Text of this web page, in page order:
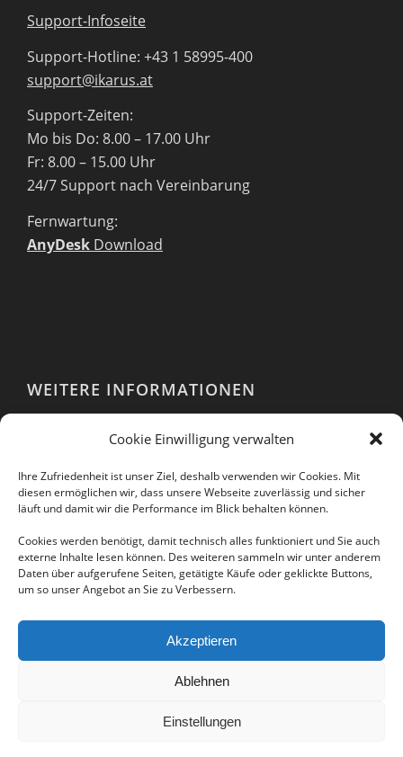
Cookie Einwilligung verwalten
Ihre Zufriedenheit ist unser Ziel, deshalb verwenden wir Cookies. Mit
diesen ermöglichen wir, dass unsere Webseite zuverlässig und sicher
läuft und damit wir die Performance im Blick behalten können.
Cookies werden benötigt, damit technisch alles funktioniert und Sie auch
externe Inhalte lesen können. Des weiteren sammeln wir unter anderem
Daten über aufgerufene Seiten, getätigte Käufe oder geklickte Buttons,
um so unser Angebot an Sie zu Verbessern.
Akzeptieren
Ablehnen
Einstellungen
Support-Infoseite
Support-Hotline: +43 1 58995-400
support@ikarus.at
Support-Zeiten:
Mo bis Do: 8.00 – 17.00 Uhr
Fr: 8.00 – 15.00 Uhr
24/7 Support nach Vereinbarung
Fernwartung:
AnyDesk Download
WEITERE INFORMATIONEN
AGB
EULA
Datenschutzerklärung
Folgen Sie uns auch in unseren sozialen